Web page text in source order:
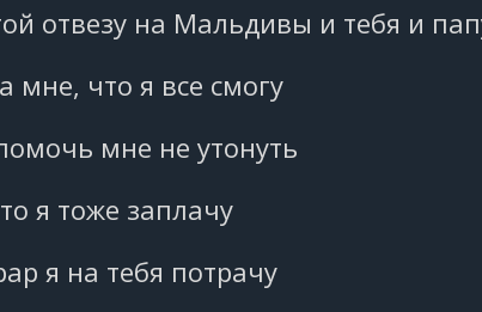
отвезу на Мальдивы и тебя и
мне, что я все смогу
мне не утонуть
я тоже заплачу
я на тебя потрачу